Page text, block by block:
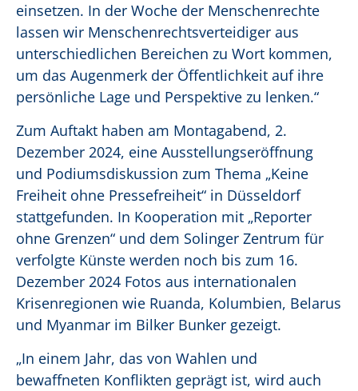
einsetzen. In der Woche der Menschenrechte
lassen wir Menschenrechtsverteidiger aus
unterschiedlichen Bereichen zu Wort kommen,
um das Augenmerk der Öffentlichkeit auf ihre
persönliche Lage und Perspektive zu lenken.“
Zum Auftakt haben am Montagabend, 2.
Dezember 2024, eine Ausstellungseröffnung
und Podiumsdiskussion zum Thema „Keine
Freiheit ohne Pressefreiheit“ in Düsseldorf
stattgefunden. In Kooperation mit „Reporter
ohne Grenzen“ und dem Solinger Zentrum für
verfolgte Künste werden noch bis zum 16.
Dezember 2024 Fotos aus internationalen
Krisenregionen wie Ruanda, Kolumbien, Belarus
und Myanmar im Bilker Bunker gezeigt.
„In einem Jahr, das von Wahlen und
bewaffneten Konflikten geprägt ist, wird auch